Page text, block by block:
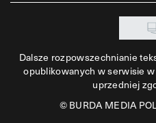
Dalsze rozpowszechnianie
opublikowanych w serwisie
uprzedniej
©BURDA MEDIA